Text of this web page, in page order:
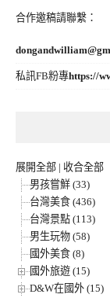
合作邀稿請聯繫：
私訊FB粉專https://
展開全部 | 收合全部
男孩嘗鮮 (33)
台灣美食 (436)
台灣景點 (113)
男生玩物 (58)
國外美食 (8)
國外旅遊 (15)
D&W在國外 (15)